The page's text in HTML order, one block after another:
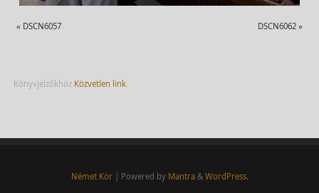
« DSCN6057 DSCN6062 »
Könyvjelzőkhöz Közvetlen link.
Német Kör| Powered by Mantra& WordPress.